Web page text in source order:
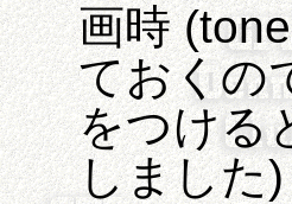
画時
ておくの
をつける
しました